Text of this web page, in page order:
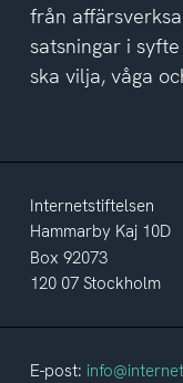
från
satsningar i
ska vilja, våga
Internetstiftelsen
Hammarby Kaj 10D
Box 92073
120 07 Stockholm
E-post: